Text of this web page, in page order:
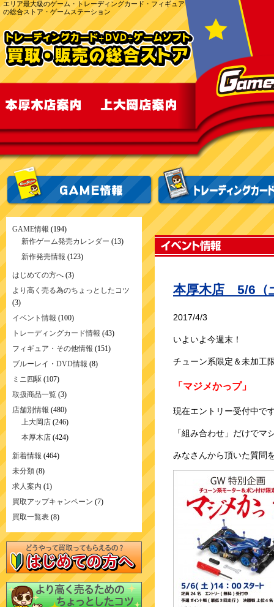
エリア最大級のゲーム・トレーディングカード・フィギュア
の総合ストア・ゲームステーション
本厚木店 5/6（
2017/4/3
いよいよ今週末！
チューン系限定＆未加工
「マジメかっプ」
現在エントリー受付中で
「組み合わせ」だけで
みなさんから頂いた質問
GAME情報 (194)
新作ゲーム発売カレンダー (13)
新作発売情報 (123)
はじめての方へ (3)
より高く売る為のちょっとしたコツ
(3)
イベント情報 (100)
トレーディングカード情報 (43)
フィギュア・その他情報 (151)
ブルーレイ・DVD情報 (8)
ミニ四駆 (107)
取扱商品一覧 (3)
店舗別情報 (480)
上大岡店 (246)
本厚木店 (424)
新着情報 (464)
未分類 (8)
求人案内 (1)
買取アップキャンペーン (7)
買取一覧表 (8)